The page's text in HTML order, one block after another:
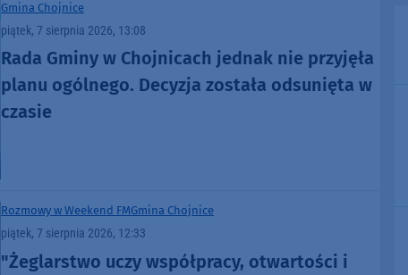
Gmina Chojnice
piątek, 7 sierpnia 2026, 13:08
Rada Gminy w Chojnicach jednak nie przyjęła
planu ogólnego. Decyzja została odsunięta w
czasie
Rozmowy w Weekend FMGmina Chojnice
piątek, 7 sierpnia 2026, 12:33
"Żeglarstwo uczy współpracy, otwartości i